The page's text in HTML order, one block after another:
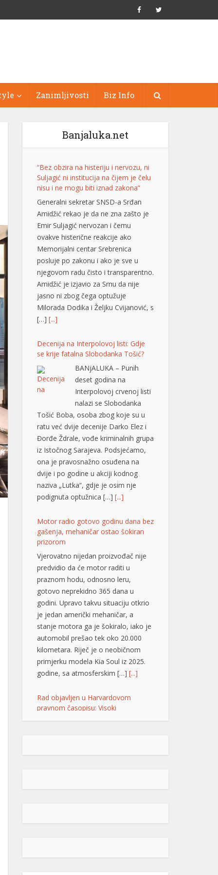
Zanimljivosti Biz Info
Banjaluka.net
“Bez obzira na histeriju i nervozu, ni
Suljagić ni institucija na čijem je čelu
nisu i ne mogu biti iznad zakona”
Generalni sekretar SNSD-a Srđan
Amidžić rekao je da ne zna zašto je
Emir Suljagić nervozan i čemu
ovakve histerične reakcije ako
Memorijalni centar Srebrenica
posluje po zakonu i ako je sve u
njegovom radu čisto i transparentno.
Amidžić je izjavio za Srnu da nije
jasno ni zbog čega optužuje
Milorada Dodika i Željku Cvijanović, s
[…] [...]
Decenija na Interpolovoj listi: Gdje
se krije fatalna Slobodanka Tošić?
BANjALUKA – Punih
deset godina na
Interpolovoj crvenoj listi
nalazi se Slobodanka
Tošić Boba, osoba zbog koje su u
ratu već dvije decenije Darko Elez i
Đorđe Ždrale, vođe kriminalnih grupa
iz Istočnog Sarajeva. Podsjećamo,
ona je pravosnažno osuđena na
dvije i po godine u akciji kodnog
naziva „Lutka“, gdje je osim nje
podignuta optužnica […] [...]
Motor radio gotovo godinu dana bez
gašenja, mehaničar ostao šokiran
prizorom
Vjerovatno nijedan proizvođač nije
predvidio da će motor raditi u
praznom hodu, odnosno leru,
gotovo neprekidno 365 dana u
godini. Upravo takvu situaciju otkrio
je jedan američki mehaničar, a
stanje motora ga je šokiralo, iako je
automobil prešao tek oko 20.000
kilometara. Riječ je o neobičnom
primjerku modela Kia Soul iz 2025.
godine, sa atmosferskim […] [...]
Rad objavljen u Harvardovom
pravnom časopisu: Visoki
bio ovlašten da donosi zakone, ni
dokumentima koji priznaju pravo na
pozivajući se na takozvana bonska
[…][...] POPULARNO